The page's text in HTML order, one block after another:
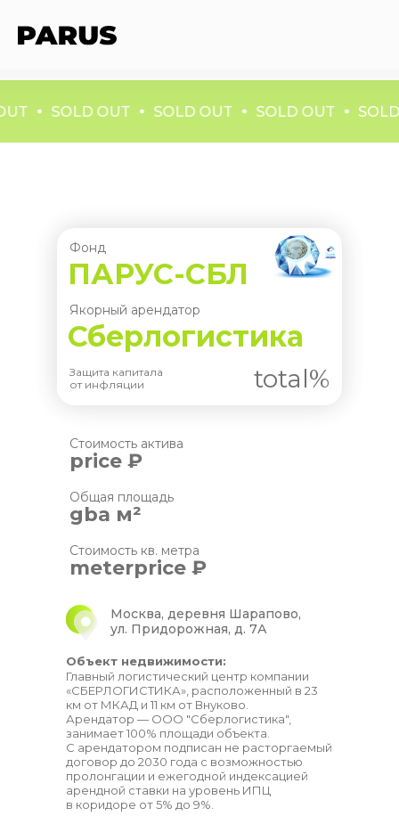
SOLD OUT SOLD OUT SOLD OUT
Объект недвижимости:
Главный логистический центр компании
«СБЕРЛОГИСТИКА», расположенный в 23
км от МКАД и 11 км от Внуково.
Арендатор — ООО "Сберлогистика",
занимает 100% площади объекта.
С арендатором подписан не расторгаемый
договор до 2030 года с возможностью
пролонгации и ежегодной индексацией
арендной ставки на уровень ИПЦ
в коридоре от 5% до 9%.
Москва, деревня Шарапово,
ул. Придорожная, д. 7А
gba м²
total%
meterprice ₽
price ₽
Сберлогистика
ПАРУС-СБЛ
Якорный арендатор
Общая площадь
Стоимость кв. метра
Стоимость актива
Фонд
Защита капитала
от инфляции